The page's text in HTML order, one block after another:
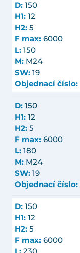
D: 150
H1: 12
H2: 5
F max: 6000
L: 150
M: M24
SW: 19
Objednací číslo:
D: 150
H1: 12
H2: 5
F max: 6000
L: 180
M: M24
SW: 19
Objednací číslo:
D: 150
H1: 12
H2: 5
F max: 6000